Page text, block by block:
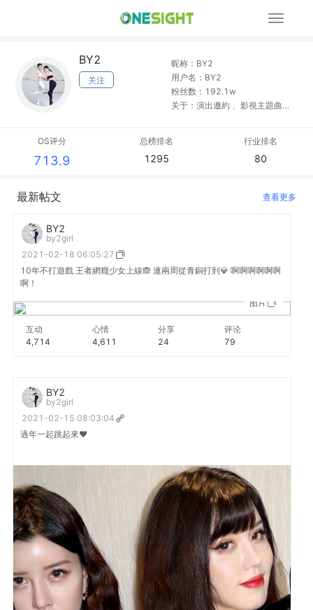
展
BY2
关注
昵称：BY2
用户名：BY2
粉丝数：192.1w
关于：演出邀約 、影視主題曲、
OS评分
713.9
总榜排名
1295
行业排名
80
最新帖文 查看更多
BY2
by2girl
2021-02-18 06:05:27
10年不打遊戲 王者網癮少女上線🙈 連兩周從青銅打到💎 啊啊啊啊啊啊
啊！
图片
互动
4,714
心情
4,611
分享
24
评论
79
BY2
by2girl
2021-02-15 08:03:04
過年一起跳起來♥️